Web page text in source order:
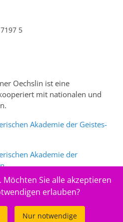
5
Oechslin ist eine
mit nationalen und
Akademie der Geistes-
Akademie der
.
Portalswww.sciences-
Sie alle akzeptieren
erlauben?
Nur notwendige